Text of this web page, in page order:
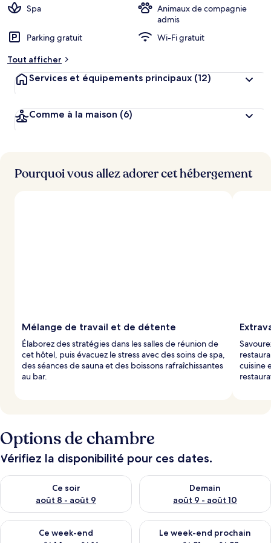
Spa
Animaux de compagnie
admis
Parking gratuit
Wi-Fi gratuit
Tout afficher
Services et équipements principaux (12)
Comme à la maison (6)
Pourquoi vous allez adorer cet hébergement
Mélange de travail et de détente
Élaborez des stratégies dans les salles de réunion de
cet hôtel, puis évacuez le stress avec des soins de spa,
des séances de sauna et des boissons rafraîchissantes
au bar.
cuisine
Options de chambre
Vérifiez la disponibilité pour ces dates.
Ce soir
août 8 - août 9
Vérifier la disponibilité pour ce soir août 8 - août 9
Demain
août 9 - août 10
Vérifier la disponibilité pour
Ce week-end
Vérifier la disponibilité pour ce week-end août 14 - août 16
Le week-end prochain
Vérifier la disponibilité pour